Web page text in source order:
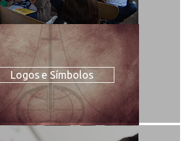
Logos e Símbolos